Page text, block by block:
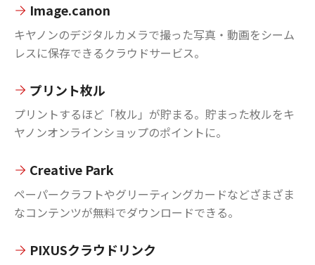
Image.canon
キヤノンのデジタルカメラで撮った写真・動画をシーム
レスに保存できるクラウドサービス。
プリント枚ル
プリントするほど「枚ル」が貯まる。貯まった枚ルをキ
ヤノンオンラインショップのポイントに。
Creative Park
ペーパークラフトやグリーティングカードなどざまざま
なコンテンツが無料でダウンロードできる。
PIXUSクラウドリンク